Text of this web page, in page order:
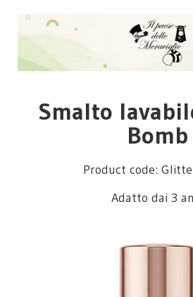
Smalto
Bomb
Product code:
Adatto dai 3